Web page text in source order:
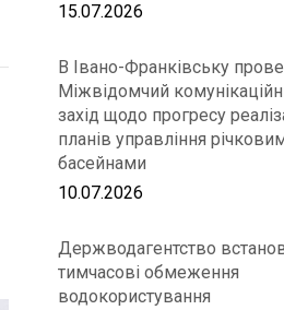
15.07.2026
В Івано-Франківську
Міжвідомчий
захід щодо прогресу
планів управління
басейнами
10.07.2026
Держводагентство
тимчасові обмеження
водокористування